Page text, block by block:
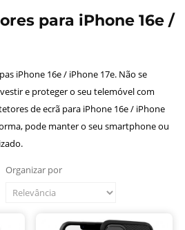
para iPhone 16e /
iPhone 16e / iPhone 17e. Não se
e proteger o seu telemóvel com
de ecrã para iPhone 16e / iPhone
pode manter o seu smartphone ou
Organizar por